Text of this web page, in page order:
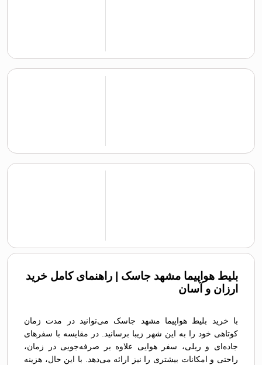
بلیط هواپیما مشهد جاسک | راهنمای کامل خرید
ارزان و آسان
با خرید بلیط هواپیما مشهد جاسک می‌توانید در مدت زمان
کوتاهی خود را به این شهر زیبا برسانید. در مقایسه با سفرهای
جاده‌ای و ریلی، سفر هوایی علاوه بر صرفه‌جویی در زمان،
راحتی و امکانات بیشتری را نیز ارائه می‌دهد. با این حال، هزینه